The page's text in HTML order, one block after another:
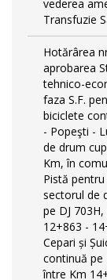
vederea
Transfuzie
Hotărârea
aprobarea
tehnico-
faza S.F.
biciclete
- Popeşti -
de drum
Km, în
Pistă
sectorul de
pe DJ
12+863 -
Cepari și
continuă pe
între Km